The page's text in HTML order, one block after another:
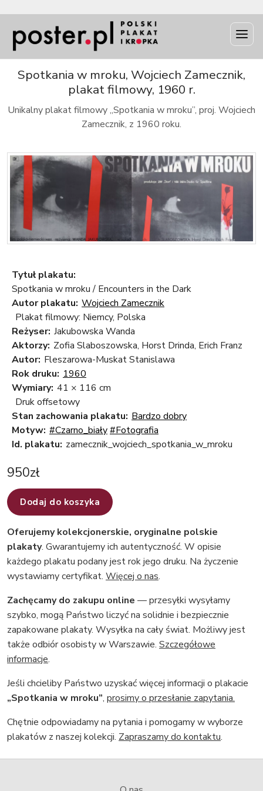
Spotkania w mroku, Wojciech Zamecznik,
plakat filmowy, 1960 r.
Unikalny plakat filmowy „Spotkania w mroku”, proj. Wojciech
Zamecznik, z 1960 roku.
Tytuł plakatu:
Spotkania w mroku / Encounters in the Dark
Autor plakatu: Wojciech Zamecznik
Plakat filmowy: Niemcy, Polska
Reżyser: Jakubowska Wanda
Aktorzy: Zofia Slaboszowska, Horst Drinda, Erich Franz
Autor: Fleszarowa-Muskat Stanislawa
Rok druku: 1960
Wymiary: 41 × 116 cm
Druk offsetowy
Stan zachowania plakatu: Bardzo dobry
Motyw: #Czarno_biały#Fotografia
Id. plakatu: zamecznik_wojciech_spotkania_w_mroku
950zł
Dodaj do koszyka
Oferujemy kolekcjonerskie, oryginalne polskie
plakaty. Gwarantujemy ich autentyczność. W opisie
każdego plakatu podany jest rok jego druku. Na życzenie
wystawiamy certyfikat. Więcej o nas.
Zachęcamy do zakupu online — przesyłki wysyłamy
szybko, mogą Państwo liczyć na solidnie i bezpiecznie
zapakowane plakaty. Wysyłka na cały świat. Możliwy jest
także odbiór osobisty w Warszawie. Szczegółowe
informacje.
Jeśli chcieliby Państwo uzyskać więcej informacji o plakacie
„Spotkania w mroku”, prosimy o przesłanie zapytania.
Chętnie odpowiadamy na pytania i pomogamy w wyborze
plakatów z naszej kolekcji. Zapraszamy do kontaktu.